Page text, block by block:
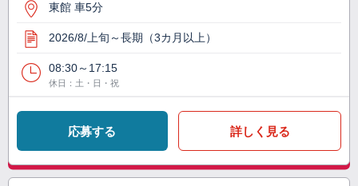
東館 車5分
2026/8/上旬～長期（3カ月以上）
08:30～17:15
休日：土・日・祝
応募する 詳しく見る